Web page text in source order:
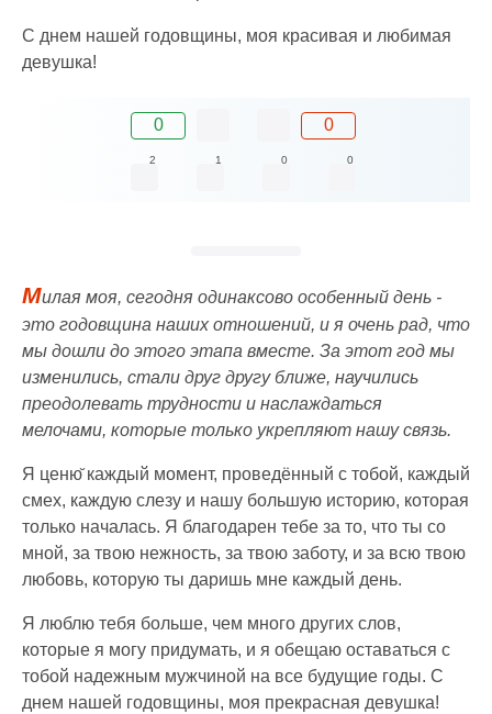
С днем нашей годовщины, моя красивая и любимая
девушка!
0 0
2 1 0 0
Милая моя, сегодня одинаксово особенный день -
это годовщина наших отношений, и я очень рад, что
мы дошли до этого этапа вместе. За этот год мы
изменились, стали друг другу ближе, научились
преодолевать трудности и наслаждаться
мелочами, которые только укрепляют нашу связь.
Я ценю̆ каждый момент, проведённый с тобой, каждый
смех, каждую слезу и нашу большую историю, которая
только началась. Я благодарен тебе за то, что ты со
мной, за твою нежность, за твою заботу, и за всю твою
любовь, которую ты даришь мне каждый день.
Я люблю тебя больше, чем много других слов,
которые я могу придумать, и я обещаю оставаться с
тобой надежным мужчиной на все будущие годы. С
днем нашей годовщины, моя прекрасная девушка!